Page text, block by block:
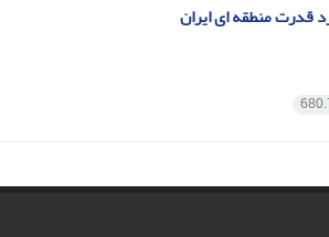
منطقه ای ایران